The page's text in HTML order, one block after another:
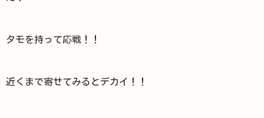
タモを持って応戦！！
近くまで寄せてみるとデカイ！！